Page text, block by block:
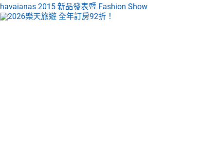
havaianas 2015 新品發表暨 Fashion Show